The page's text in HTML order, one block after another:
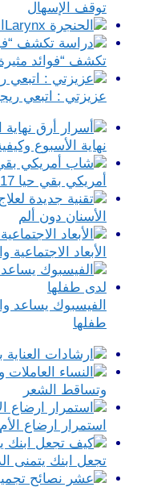
توقف الإسهال
تكشف “فوائد
عزيزتي : اتبعي
نهاية الأسبوع
أمريكي بقي حيا 17 شهرا من دون قلب
الأسنان دون ألم
الأبعاد
الفيسبوك
طفلها
وتساقط الشعر
استمرار ارضاع
تجعل ابنك يتمنى